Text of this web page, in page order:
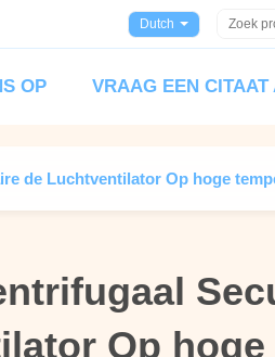
Dutch
OP VRAAG EEN CITAAT
de Luchtventilator Op hoge
Op hoge